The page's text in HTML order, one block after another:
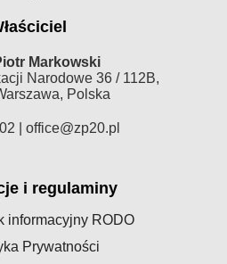
Markowski
Narodowe 36 / 112B,
Polska
| office@zp20.pl
i regulaminy
informacyjny RODO
Prywatności